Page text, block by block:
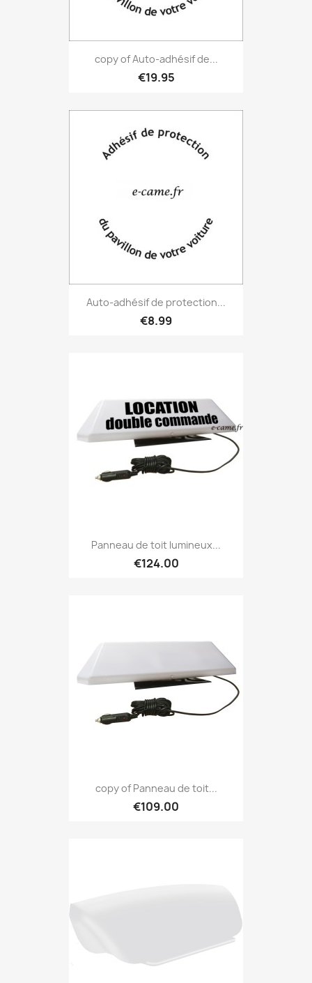
copy of Auto-adhésif de...
€19.95
Auto-adhésif de protection...
€8.99
Panneau de toit lumineux...
€124.00
copy of Panneau de toit...
€109.00